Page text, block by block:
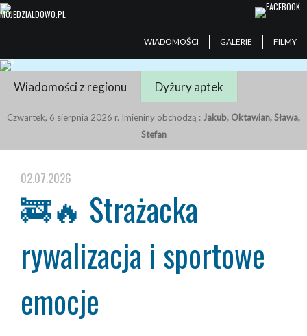
WIADOMOŚCI GALERIE FILMY
Wiadomości z regionu Dyżury aptek
Czwartek, 6 sierpnia 2026 r. Imieniny obchodzą : Jakub, Oktawian, Sława,
Stefan
02.07.2026
🚒🔥 Strażacka
rywalizacja i sportowe
emocje